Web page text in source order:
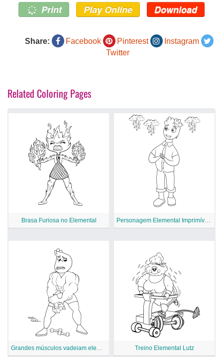
Print Play Online Download
Share: Facebook Pinterest
Instagram
Twitter
Related Coloring Pages
Brasa Furiosa no Elemental Personagem Elemental Imprimível Gratuito
Grandes músculos vadeiam elemental Treino Elemental Lutz